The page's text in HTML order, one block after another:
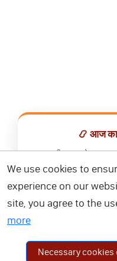
📿 आज का
सभी व्रत, त्योहार, शुभ
📅 हिंदी
We use cookies to
experience on our
site, you agree to the
more
Necessary cookies